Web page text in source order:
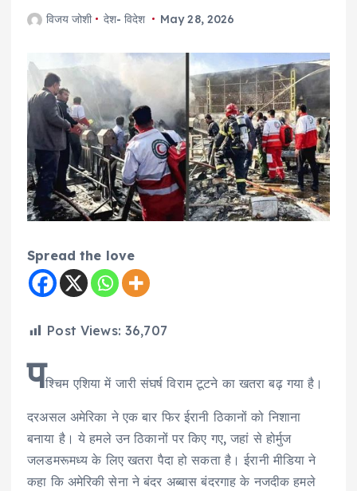
विजय जोशी देश- विदेश May 28, 2026
Spread the love
Post Views: 36,707
पश्चिम एशिया में जारी संघर्ष विराम टूटने का खतरा बढ़ गया है।
दरअसल अमेरिका ने एक बार फिर ईरानी ठिकानों को निशाना
बनाया है। ये हमले उन ठिकानों पर किए गए, जहां से होर्मुज
जलडमरूमध्य के लिए खतरा पैदा हो सकता है। ईरानी मीडिया ने
कहा कि अमेरिकी सेना ने बंदर अब्बास बंदरगाह के नजदीक हमले